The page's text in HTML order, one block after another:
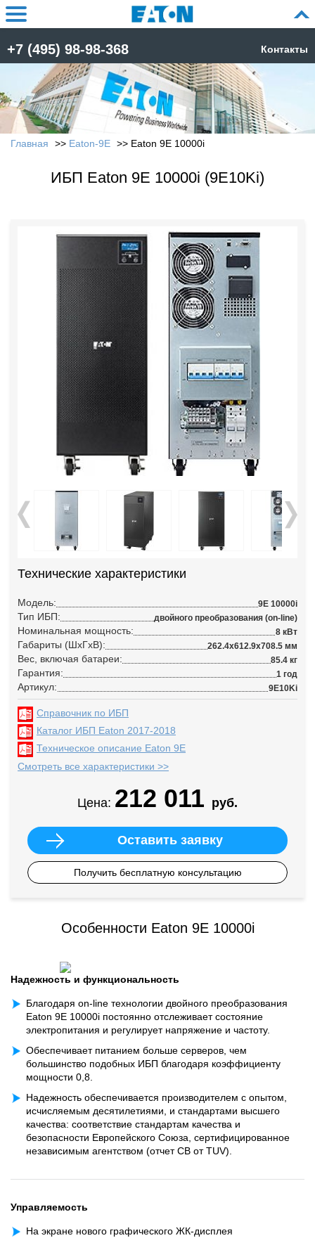
+7 (495) 98-98-368 Контакты
Главная Eaton-9E Eaton 9E 10000i
ИБП Eaton 9E 10000i (9E10Ki)
Технические характеристики
Модель: 9E 10000i
Тип ИБП: двойного преобразования (on-line)
Номинальная мощность: 8 кВт
Габариты (ШхГхВ): 262.4x612.9x708.5 мм
Вес, включая батареи: 85.4 кг
Гарантия: 1 год
Артикул: 9E10Ki
Справочник по ИБП
Каталог ИБП Eaton 2017-2018
Техническое описание Eaton 9E
Смотреть все характеристики >>
Цена: 212 011 руб.
Оставить заявку
Получить бесплатную консультацию
Особенности Eaton 9E 10000i
Надежность и функциональность
Благодаря on-line технологии двойного преобразования
Eaton 9E 10000i постоянно отслеживает состояние
электропитания и регулирует напряжение и частоту.
Обеспечивает питанием больше серверов, чем
большинство подобных ИБП благодаря коэффициенту
мощности 0,8.
Надежность обеспечивается производителем с опытом,
исчисляемым десятилетиями, и стандартами высшего
качества: соответствие стандартам качества и
безопасности Европейского Союза, сертифицированное
независимым агентством (отчет CB от TUV).
Управляемость
На экране нового графического ЖК-дисплея